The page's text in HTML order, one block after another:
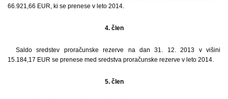
66.921,66 EUR, ki se prenese v leto 2014.
4. člen
Saldo sredstev proračunske rezerve na dan 31. 12. 2013 v višini
15.184,17 EUR se prenese med sredstva proračunske rezerve v leto 2014.
5. člen